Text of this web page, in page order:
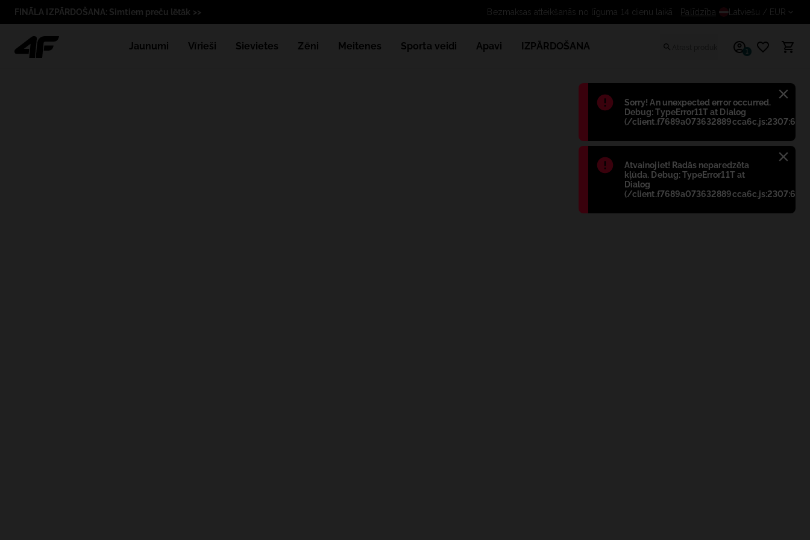
Błąd:
Sorry! An unexpected error occurred.
Debug: TypeError11T at Dialog
(/client.f7689a073632889cca6c.js:2307:698)
Błąd:
Atvainojiet! Radās neparedzēta
kļūda. Debug: TypeError11T at
Dialog
(/client.f7689a073632889cca6c.js:2307:698)
FINĀLA IZPĀRDOŠANA: Simtiem preču lētāk >> Bezmaksas atteikšanās no līguma 14
Palīdzība Latviešu / EUR
Jaunumi Vīrieši Sievietes Zēni Meitenes Sporta veidi Apavi IZPĀRDOŠANA 1